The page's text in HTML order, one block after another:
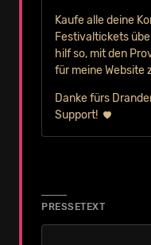
Kaufe alle deine
Festival­tickets
hilf so, mit den
für meine Website
Danke fürs
Support!
PRESSETEXT